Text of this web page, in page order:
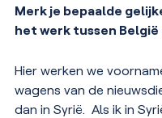
Merk je bepaalde
het werk tussen België
Hier werken we
wagens van de
dan in Syrië. Als ik in